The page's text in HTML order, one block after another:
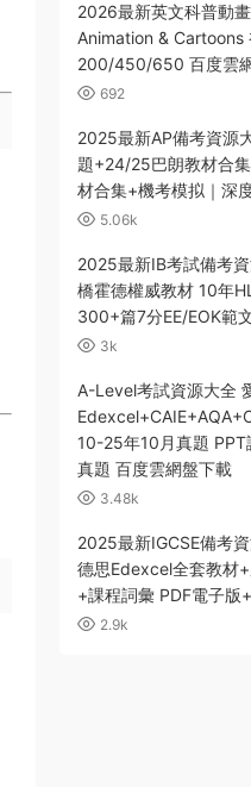
2026最新英文科普動
Animation & Cartoons
200/450/650 百度雲
692
2025最新AP備考資源
題+24/25巴朗教材合
材合集+機考模拟｜深
5.06k
2025最新IB考試備考
橋霍德權威教材 10年
300+篇7分EE/EOK範
3k
A-Level考試資源大全
10-25年10月真題
真題 百度雲網盤下載
3.48k
2025最新IGCSE備考
德思Edexcel全套教材
+課程詞彙 PDF電子版
2.9k